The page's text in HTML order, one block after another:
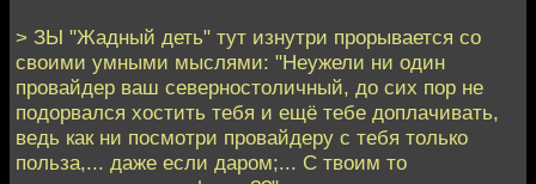
> ЗЫ "Жадный деть" тут изнутри прорывается со
своими умными мыслями: "Неужели ни один
провайдер ваш северностоличный, до сих пор не
подорвался хостить тебя и ещё тебе доплачивать,
ведь как ни посмотри провайдеру с тебя только
польза,... даже если даром;... С твоим то